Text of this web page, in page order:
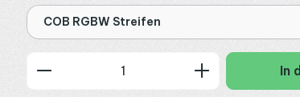
COB RGBW Streifen
Produkt Anzahl: Gib den In